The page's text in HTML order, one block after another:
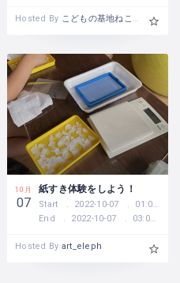
Hosted By こどもの基地ねこのひげ
10月
07
紙すき体験をしよう！
Start 2022-10-07
01:00 PM
End
2022-10-07 03:00 PM
Hosted By art_eleph